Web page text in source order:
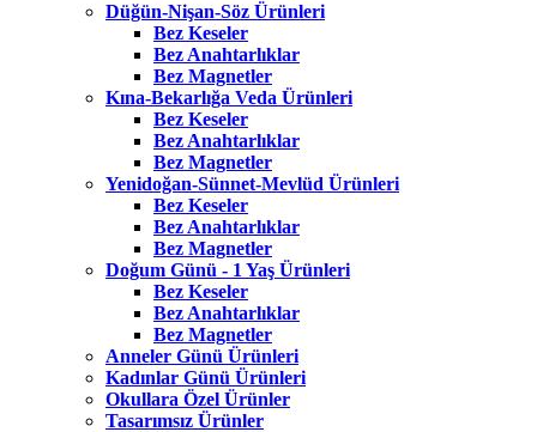
Düğün-Nişan-Söz Ürünleri
Bez Keseler
Bez Anahtarlıklar
Bez Magnetler
Kına-Bekarlığa Veda Ürünleri
Bez Keseler
Bez Anahtarlıklar
Bez Magnetler
Yenidoğan-Sünnet-Mevlüd Ürünleri
Bez Keseler
Bez Anahtarlıklar
Bez Magnetler
Doğum Günü - 1 Yaş Ürünleri
Bez Keseler
Bez Anahtarlıklar
Bez Magnetler
Anneler Günü Ürünleri
Kadınlar Günü Ürünleri
Okullara Özel Ürünler
Tasarımsız Ürünler